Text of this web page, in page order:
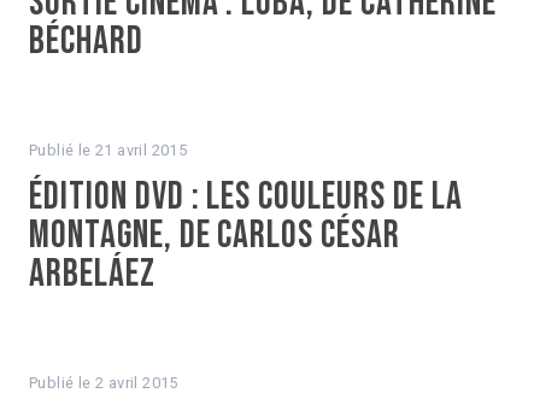
Béchard
Publié le21 avril 2015
Édition DVD : Les Couleurs de la
montagne, de Carlos César
Arbeláez
Publié le2 avril 2015